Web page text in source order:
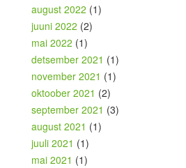
august 2022 (1)
juuni 2022 (2)
mai 2022 (1)
detsember 2021 (1)
november 2021 (1)
oktoober 2021 (2)
september 2021 (3)
august 2021 (1)
juuli 2021 (1)
mai 2021 (1)